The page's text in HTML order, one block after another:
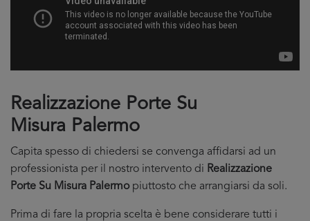
Realizzazione Porte Su
Misura Palermo
Capita spesso di chiedersi se convenga affidarsi ad un
professionista per il nostro intervento di Realizzazione
Porte Su Misura Palermopiuttosto che arrangiarsi da soli.
Prima di fare la propria scelta è bene considerare tutti i